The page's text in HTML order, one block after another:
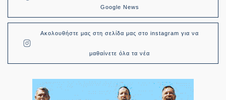
Google News
Ακολουθήστε μας στη σελίδα μας στο instagram για να
μαθαίνετε όλα τα νέα